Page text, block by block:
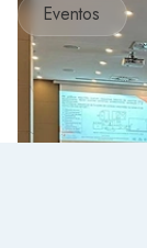
Eventos